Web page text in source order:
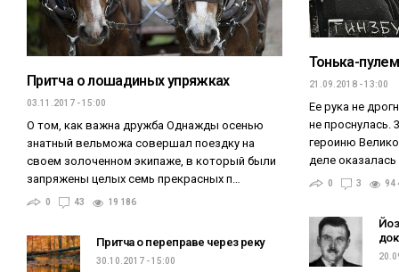
Притча о лошадиных упряжках
03.11.2017 - 15:00
О том, как важна дружба Однажды осенью
знатный вельможа совершал поездку на
своем золоченном экипаже, в который были
запряжены целых семь прекрасных п…
0 43 19 186
Притча о переправе через реку
30.10.2017 - 15:00
Тонька-
21.09.2018 - 13:00
Ее рука не
не проснулась.
героиню
деле
0 3 94